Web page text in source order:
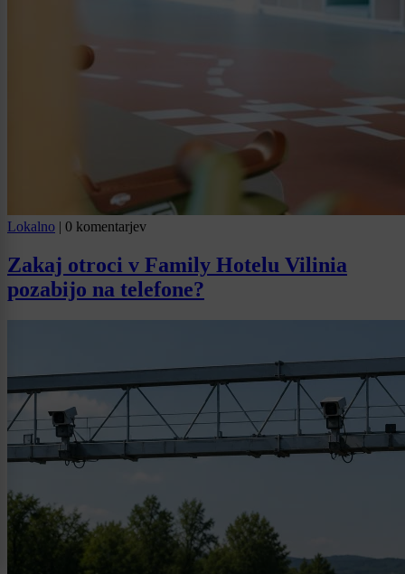
Lokalno | 0 komentarjev
Zakaj otroci v Family Hotelu Vilinia
pozabijo na telefone?